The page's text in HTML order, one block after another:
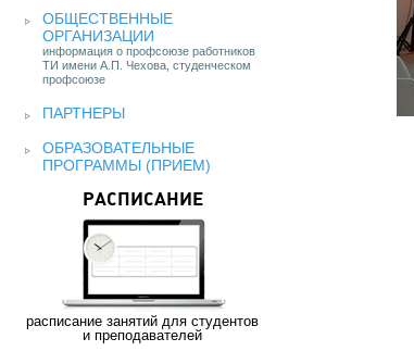
ОБЩЕСТВЕННЫЕ
ОРГАНИЗАЦИИ
информация о профсоюзе работников
ТИ имени А.П. Чехова, студенческом
профсоюзе
ПАРТНЕРЫ
ОБРАЗОВАТЕЛЬНЫЕ
ПРОГРАММЫ (ПРИЕМ)
РАСПИСАНИЕ
расписание занятий для студентов
и преподавателей